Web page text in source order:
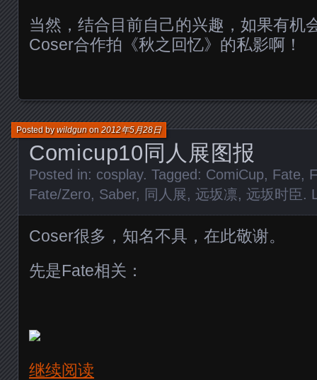
当然，结合目前自己的兴趣，如果有机
Coser合作拍《秋之回忆》的私影啊！
Comicup10同人展图报
Posted bywildgunon2012年5月28日
Posted in: cosplay. Tagged: ComiCup, Fate,
Fate/Zero, Saber, 同人展, 远坂凛, 远坂时臣.
Coser很多，知名不具，在此敬谢。
先是Fate相关：
继续阅读